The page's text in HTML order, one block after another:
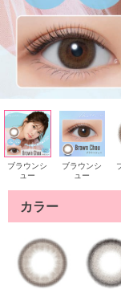
ブラウンシ
ュー
ブラウンシ
ュー
カラー